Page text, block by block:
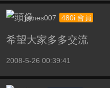
james007 480i 會員
希望大家多多交流
2008-5-26 00:39:41